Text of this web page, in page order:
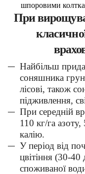
шпоровими
При
Найбільш
соняшника
лісові, також
підживлення,
При середній
110 кг/га
калію.
У період від
цвітіння (30-40
споживаної